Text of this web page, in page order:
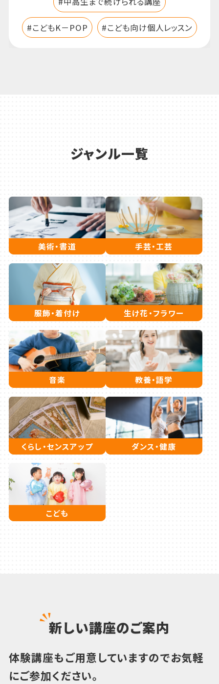
ジャンル一覧
美術・書道 手芸・工芸
服飾・着付け 生け花・フラワー
音楽 教養・語学
くらし・センスアップ ダンス・健康
こども
新しい講座のご案内
体験講座もご用意していますのでお気軽
にご参加ください。